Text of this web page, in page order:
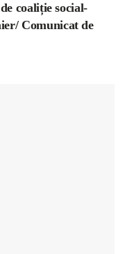
coaliție social-
Comunicat de